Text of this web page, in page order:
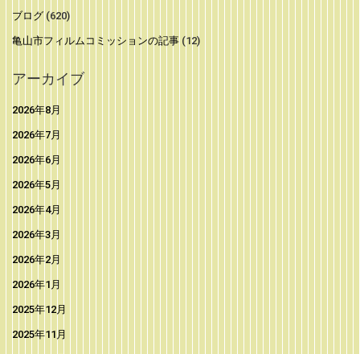
ブログ (620)
亀山市フィルムコミッションの記事 (12)
アーカイブ
2026年8月
2026年7月
2026年6月
2026年5月
2026年4月
2026年3月
2026年2月
2026年1月
2025年12月
2025年11月